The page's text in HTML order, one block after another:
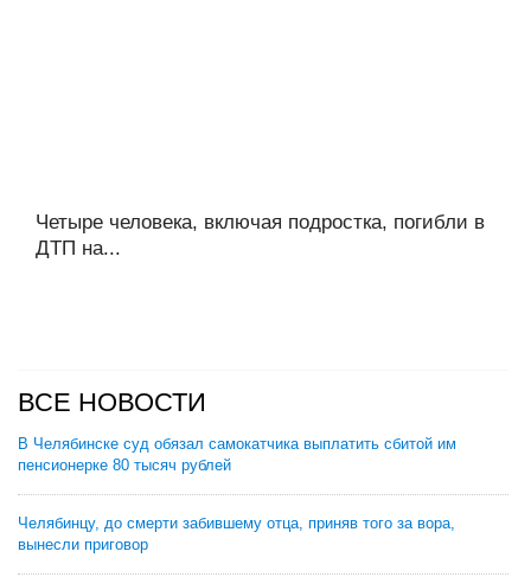
Четыре человека, включая подростка, погибли в
ДТП на...
ВСЕ НОВОСТИ
В Челябинске суд обязал самокатчика выплатить сбитой им
пенсионерке 80 тысяч рублей
Челябинцу, до смерти забившему отца, приняв того за вора,
вынесли приговор